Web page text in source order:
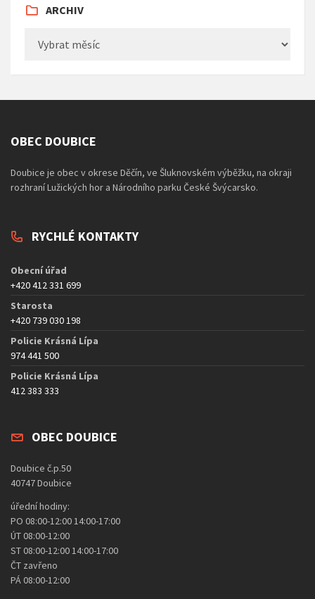
ARCHIV
OBEC DOUBICE
Doubice je obec v okrese Děčín, ve Šluknovském výběžku, na okraji
rozhraní Lužických hor a Národního parku České Švýcarsko.
RYCHLÉ KONTAKTY
Obecní úřad
+420 412 331 699
Starosta
+420 739 030 198
Policie Krásná Lípa
974 441 500
Policie Krásná Lípa
412 383 333
OBEC DOUBICE
Doubice č.p.50
40747 Doubice
úřední hodiny:
PO 08:00-12:00 14:00-17:00
ÚT 08:00-12:00
ST 08:00-12:00 14:00-17:00
ČT zavřeno
PÁ 08:00-12:00